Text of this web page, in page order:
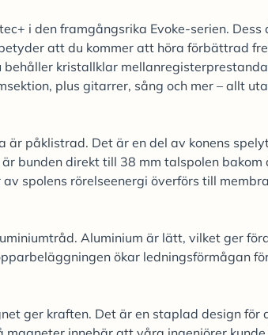
i den framgångsrika Evoke-serien.
att du kommer att höra förbättrad
kristallklar
plus gitarrer, sång och mer – allt
påklistrad. Det är en del av konens
bunden direkt till 38 mm talspolen
spolens rörelseenergi överförs till
Aluminium är lätt, vilket ger
ökar ledningsförmågan
ger kraften. Det är en staplad design för